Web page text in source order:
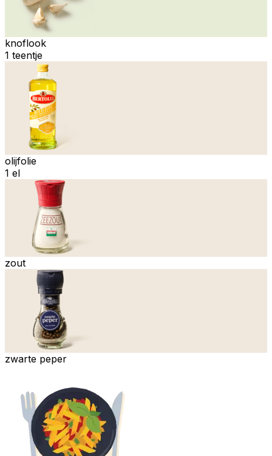
knoflook
1 teentje
olijfolie
1 el
zout
zwarte peper